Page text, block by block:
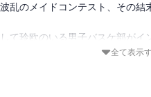
乱のメイドコンテスト、その結
て玲欧のいる男子バスケ部がイ
び激励する愛子だったが、試合直
全て表示